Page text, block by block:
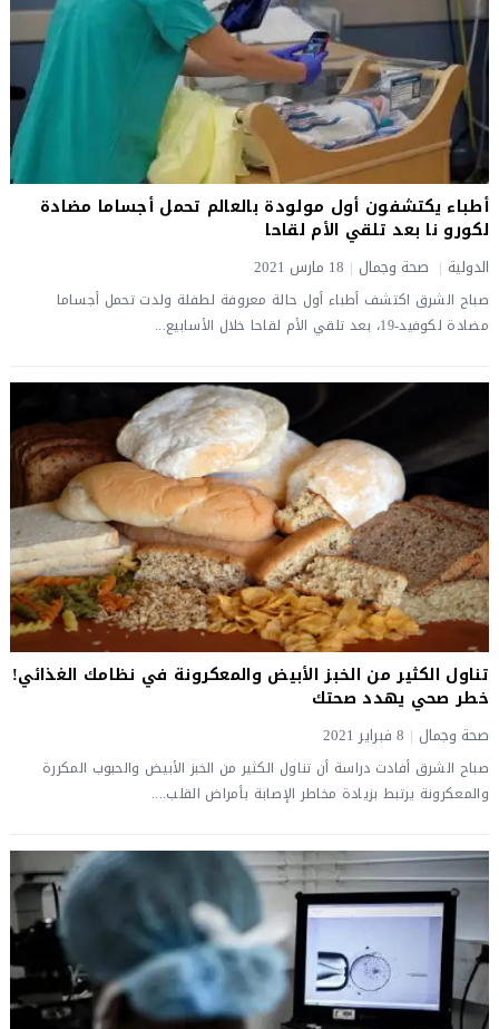
أطباء يكتشفون أول مولودة بالعالم تحمل أجساما مضادة
لكورو نا بعد تلقي الأم لقاحا
الدولية صحة وجمال 18 مارس 2021
صباح الشرق اكتشف أطباء أول حالة معروفة لطفلة ولدت تحمل أجساما
مضادة لكوفيد-19، بعد تلقي الأم لقاحا خلال الأسابيع...
تناول الكثير من الخبز الأبيض والمعكرونة في نظامك الغذائي!
خطر صحي يهدد صحتك
صحة وجمال 8 فبراير 2021
صباح الشرق أفادت دراسة أن تناول الكثير من الخبز الأبيض والحبوب المكررة
والمعكرونة يرتبط بزيادة مخاطر الإصابة بأمراض القلب....